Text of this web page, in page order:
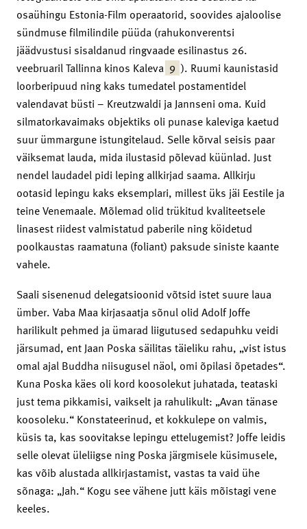
osaühingu Estonia-Film operaatorid, soovides ajaloolise
sündmuse filmilindile püüda (rahukonverentsi
jäädvustusi sisaldanud ringvaade esilinastus 26.
veebruaril Tallinna kinos Kaleva 9 ). Ruumi kaunistasid
loorberipuud ning kaks tumedatel postamentidel
valendavat büsti – Kreutzwaldi ja Jannseni oma. Kuid
silmatorkavaimaks objektiks oli punase kaleviga kaetud
suur ümmargune istungitelaud. Selle kõrval seisis paar
väiksemat lauda, mida ilustasid põlevad küünlad. Just
nendel laudadel pidi leping allkirjad saama. Allkirju
ootasid lepingu kaks eksemplari, millest üks jäi Eestile ja
teine Venemaale. Mõlemad olid trükitud kvaliteetsele
linasest riidest valmistatud paberile ning köidetud
poolkaustas raamatuna (foliant) paksude siniste kaante
vahele.
Saali sisenenud delegatsioonid võtsid istet suure laua
ümber. Vaba Maa kirjasaatja sõnul olid Adolf Joffe
harilikult pehmed ja ümarad liigutused sedapuhku veidi
järsumad, ent Jaan Poska säilitas täieliku rahu, „vist istus
omal ajal Buddha niisugusel näol, omi õpilasi õpetades“.
Kuna Poska käes oli kord koosolekut juhatada, teataski
just tema pikkamisi, vaikselt ja rahulikult: „Avan tänase
koosoleku.“ Konstateerinud, et kokkulepe on valmis,
küsis ta, kas soovitakse lepingu ettelugemist? Joffe leidis
selle olevat üleliigse ning Poska järgmisele küsimusele,
kas võib alustada allkirjastamist, vastas ta vaid ühe
sõnaga: „Jah.“ Kogu see vähene jutt käis mõistagi vene
keeles.